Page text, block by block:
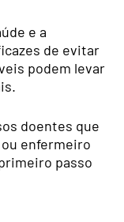
e a
de evitar
podem levar
doentes que
enfermeiro
passo